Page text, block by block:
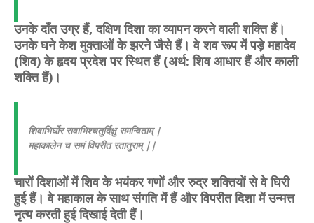
उनके दाँत उग्र हैं, दक्षिण दिशा का व्यापन करने वाली शक्ति हैं।
उनके घने केश मुक्ताओं के झरने जैसे हैं। वे शव रूप में पड़े महादेव
(शिव) के हृदय प्रदेश पर स्थित हैं (अर्थ: शिव आधार हैं और काली
शक्ति हैं)।
शिवाभिर्घोर रावाभिश्चतुर्दिक्षु समन्विताम् |
महाकालेन च समं विपरीत रतातुराम् ||
चारों दिशाओं में शिव के भयंकर गणों और रुद्र शक्तियों से वे घिरी
हुई हैं। वे महाकाल के साथ संगति में हैं और विपरीत दिशा में उन्मत्त
नृत्य करती हुई दिखाई देती हैं।